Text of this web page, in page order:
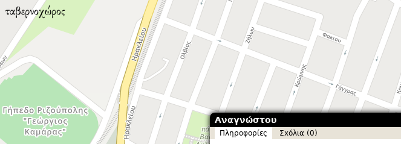
Αναγνώστου
Πληροφορίες
Σxόλια (0)